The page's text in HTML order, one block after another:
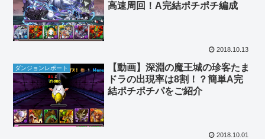
高速周回！A完結ポチポチ編成
2018.10.13
ダンジョンレポート
【動画】深淵の魔王城の珍客たま
ドラの出現率は8割！？簡単A完
結ポチポチパをご紹介
2018.10.01